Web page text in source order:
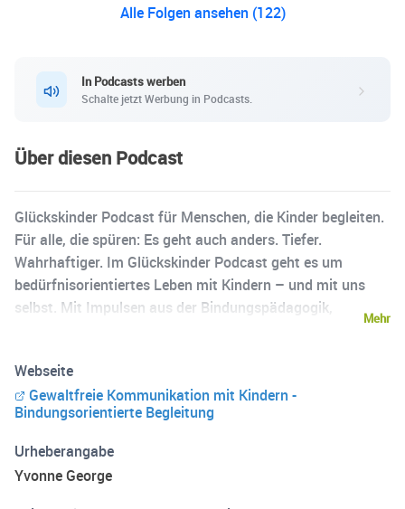
Alle Folgen ansehen (122)
In Podcasts werben
Schalte jetzt Werbung in Podcasts.
Über diesen Podcast
Glückskinder Podcast für Menschen, die Kinder begleiten.
Für alle, die spüren: Es geht auch anders. Tiefer.
Wahrhaftiger. Im Glückskinder Podcast geht es um
bedürfnisorientiertes Leben mit Kindern – und mit uns
selbst. Mit Impulsen aus der Bindungspädagogik,
echte Verbindung, eine sichere Eltern-Kind-Beziehung und
einen liebevollen Umgang mit den eigenen inneren
Anteilen. Hier findest du Raum für Reflexion, ehrliche
Geschichten, fundiertes Wissen und konkrete Alltagshilfe
– damit du deinen ganz eigenen Weg in ein bewusstes,
beziehungsstarkes Familienleben gehen kannst. Herzlich
Mehr
Webseite
Gewaltfreie Kommunikation mit Kindern -
Bindungsorientierte Begleitung
Urheberangabe
Yvonne George